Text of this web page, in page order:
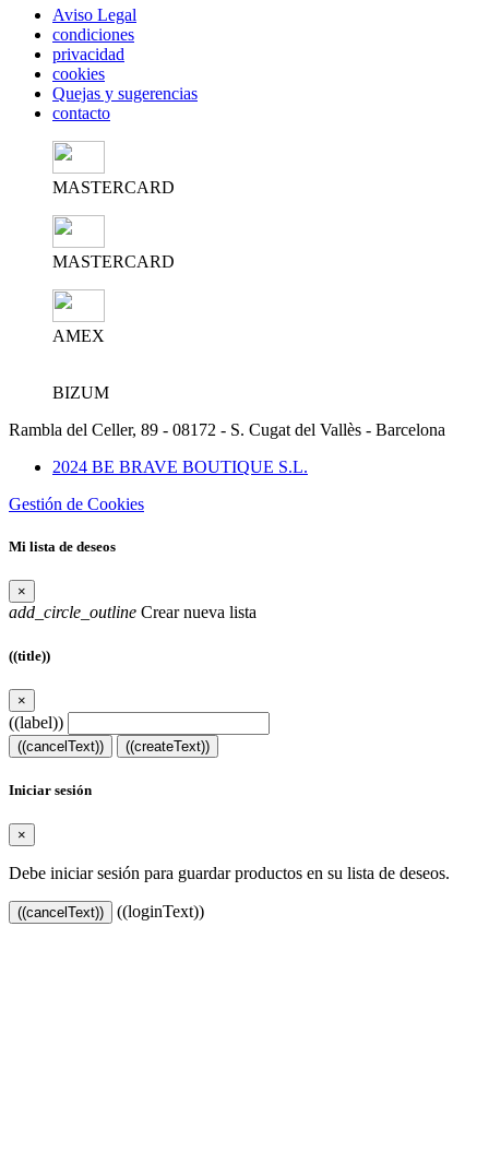
Aviso Legal
condiciones
privacidad
cookies
Quejas y sugerencias
contacto
MASTERCARD
MASTERCARD
AMEX
BIZUM
Rambla del Celler, 89 - 08172 - S. Cugat del Vallès - Barcelona
2024 BE BRAVE BOUTIQUE S.L.
Gestión de Cookies
Mi lista de deseos
×
add_circle_outline Crear nueva lista
((title))
×
((label))
((cancelText)) ((createText))
Iniciar sesión
×
Debe iniciar sesión para guardar productos en su lista de deseos.
((cancelText)) ((loginText))